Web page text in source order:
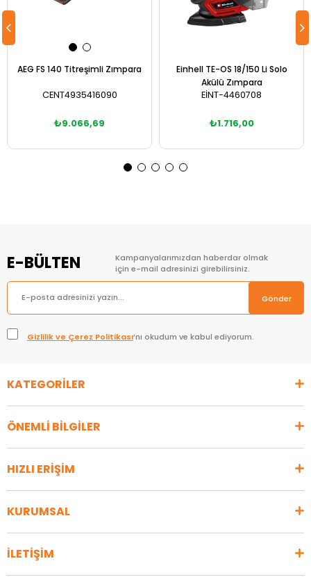
AEG FS 140 Titreşimli Zımpara
CENT4935416090
₺9.066,69
Einhell TE-OS 18/150 Li Solo
Akülü Zımpara
EİNT-4460708
₺1.716,00
E-BÜLTEN
Kampanyalarımızdan haberdar olmak
için e-mail adresinizi girebilirsiniz.
Gönder
Gizlilik ve Çerez Politikası’nı okudum ve kabul ediyorum.
KATEGORİLER
ÖNEMLİ BİLGİLER
HIZLI ERİŞİM
KURUMSAL
İLETİŞİM